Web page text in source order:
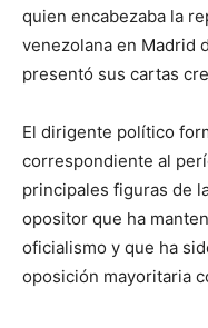
quien encabezaba la
venezolana en Madrid
presentó sus cartas
El dirigente político
correspondiente al
principales figuras de
opositor que ha
oficialismo y que ha
oposición mayoritaria